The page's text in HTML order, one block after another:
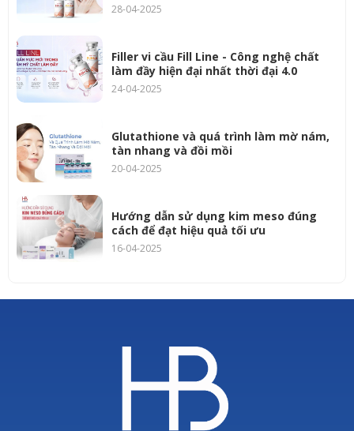
28-04-2025
Filler vi cầu Fill Line - Công nghệ chất
làm đầy hiện đại nhất thời đại 4.0
24-04-2025
Glutathione và quá trình làm mờ nám,
tàn nhang và đồi mồi
20-04-2025
Hướng dẫn sử dụng kim meso đúng
cách để đạt hiệu quả tối ưu
16-04-2025